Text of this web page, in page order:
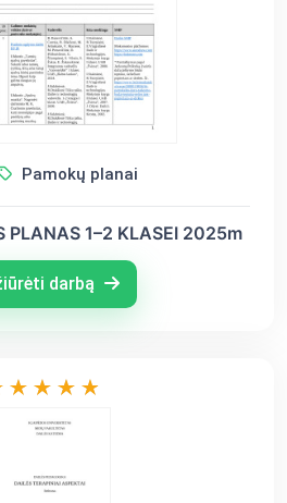
Pamokų planai
PLANAS 1–2 KLASEI 2025m
darbą